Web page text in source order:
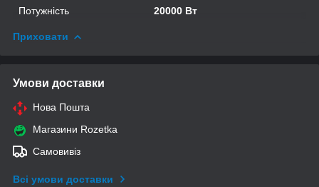
Потужність 20000 Вт
Приховати
Умови доставки
Нова Пошта
Магазини Rozetka
Самовивіз
Всі умови доставки